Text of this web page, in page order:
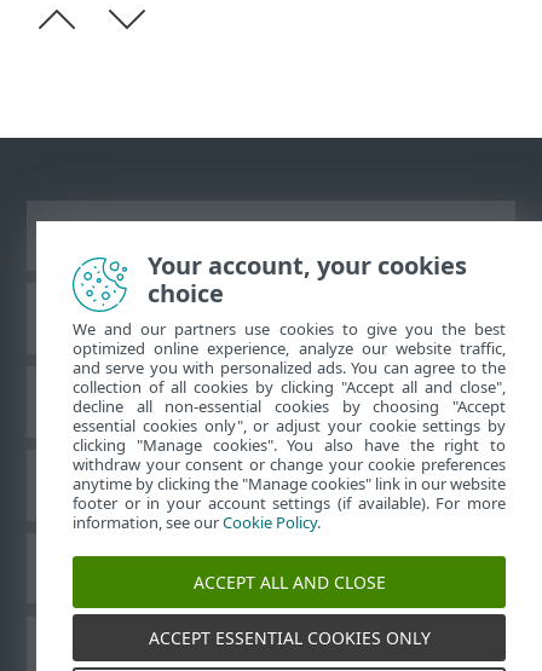
Base de conhecimento da ESET
Fórum ESET
Suporte regional
Outros produtos ESET
Your account, your cookies
choice
We and our partners use cookies to give you the best
optimized online experience, analyze our website traffic,
and serve you with personalized ads. You can agree to the
collection of all cookies by clicking "Accept all and close",
decline all non-essential cookies by choosing "Accept
essential cookies only", or adjust your cookie settings by
clicking "Manage cookies". You also have the right to
withdraw your consent or change your cookie preferences
anytime by clicking the "Manage cookies" link in our website
footer or in your account settings (if available). For more
information, see ourCookie Policy.
ACCEPT ALL AND CLOSE
ACCEPT ESSENTIAL COOKIES ONLY